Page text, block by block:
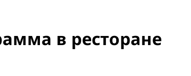
в ресторане